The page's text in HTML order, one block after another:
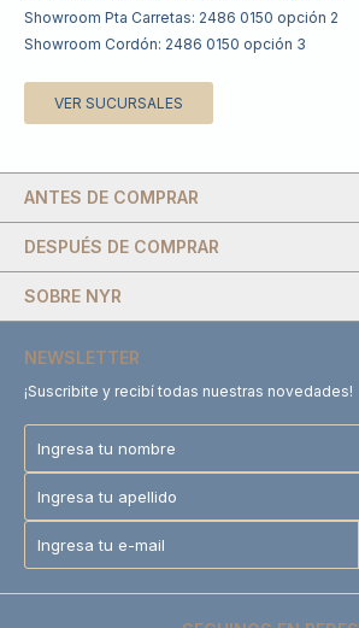
Showroom Pta Carretas: 2486 0150 opción 2
Showroom Cordón: 2486 0150 opción 3
VER SUCURSALES
DESPUÉS DE COMPRAR
SOBRE NYR
ANTES DE COMPRAR
NEWSLETTER
¡Suscribite y recibí todas nuestras novedades!